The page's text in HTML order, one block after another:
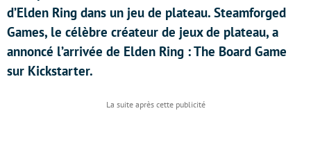
d’Elden Ring dans un jeu de plateau. Steamforged
Games, le célèbre créateur de jeux de plateau, a
annoncé l’arrivée de Elden Ring : The Board Game
sur Kickstarter.